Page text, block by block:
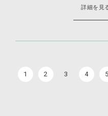
詳細を見
1 2 3 4 5